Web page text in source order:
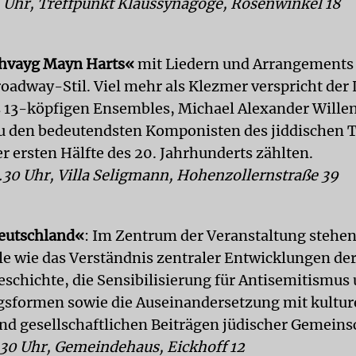
Mayn Harts«mit Liedern und
Stil. Viel mehr als Klezmer verspricht der
13-köpfigen Ensembles, Michael Alexander
den bedeutendsten Komponisten des jiddischen
ersten Hälfte des 20. Jahrhunderts zählten.
Uhr, Villa Seligmann, Hohenzollernstraße 39
: Im Zentrum der Veranstaltung stehen
wie das Verständnis zentraler Entwicklungen
die Sensibilisierung für Antisemitismus
sowie die Auseinandersetzung mit
gesellschaftlichen Beiträgen jüdischer
Uhr, Gemeindehaus, Eickhoff 12